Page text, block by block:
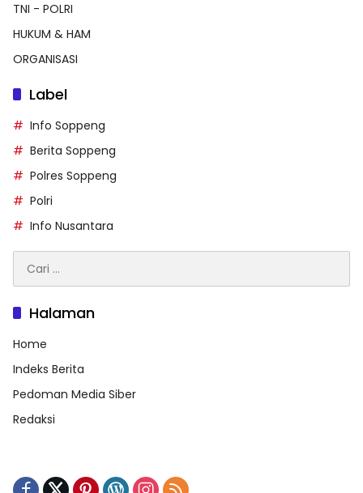
TNI - POLRI
HUKUM & HAM
ORGANISASI
Label
Info Soppeng
Berita Soppeng
Polres Soppeng
Polri
Info Nusantara
untuk:
Halaman
Home
Indeks Berita
Pedoman Media Siber
Redaksi